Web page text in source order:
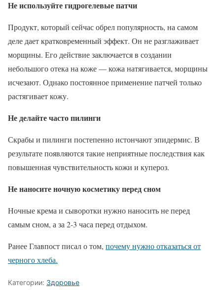
Не используйте гидрогелевые патчи
Продукт, который сейчас обрел популярность, на самом
деле дает кратковременный эффект. Он не разглаживает
морщины. Его действие заключается в создании
небольшого отека на коже — кожа натягивается, морщины
исчезают. Однако постоянное применение патчей только
растягивает кожу.
Не делайте часто пилинги
Скрабы и пилинги постепенно истончают эпидермис. В
результате появляются такие неприятные последствия как
повышенная чувствительность кожи и купероз.
Не наносите ночную косметику перед сном
Ночные крема и сыворотки нужно наносить не перед
самым сном, а за 2-3 часа перед отдыхом.
Ранее Главпост писал о том, почему нужно отказаться от
черного хлеба.
Категории: Здоровье